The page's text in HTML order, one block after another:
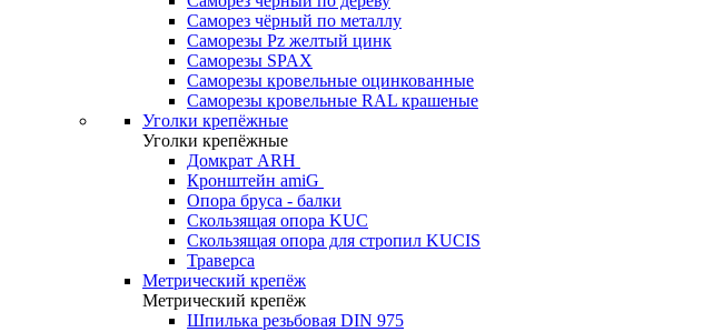
Саморез чёрный по металлу
Саморезы Pz желтый цинк
Саморезы SPAX
Саморезы кровельные оцинкованные
Саморезы кровельные RAL крашеные
Уголки крепёжные
Уголки крепёжные
Домкрат ARH
Кронштейн amiG
Опора бруса - балки
Скользящая опора KUC
Скользящая опора для стропил KUCIS
Траверса
Метрический крепёж
Метрический крепёж
Шпилька резьбовая DIN 975